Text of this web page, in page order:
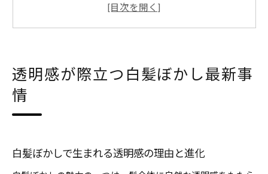
白髪ぼかしで叶える若見えヘアの秘訣
白髪ぼかしで立体感とツヤ感を演出する方法
白髪ぼかしの持ちやすさと続け方のコツ
透明感が際立つ白髪ぼかし最新事
情
白髪ぼかしで生まれる透明感の理由と進化